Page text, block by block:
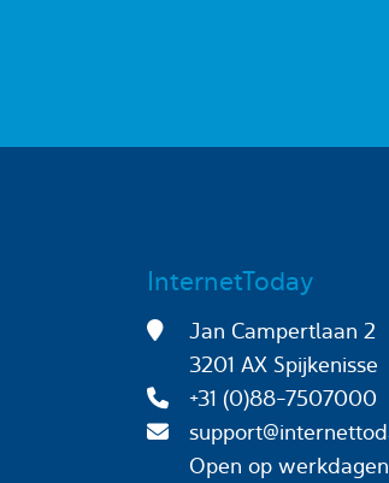
InternetToday
Jan Campertlaan 2
3201 AX Spijkenisse
+31 (0)88-7507000
Open op werkdagen